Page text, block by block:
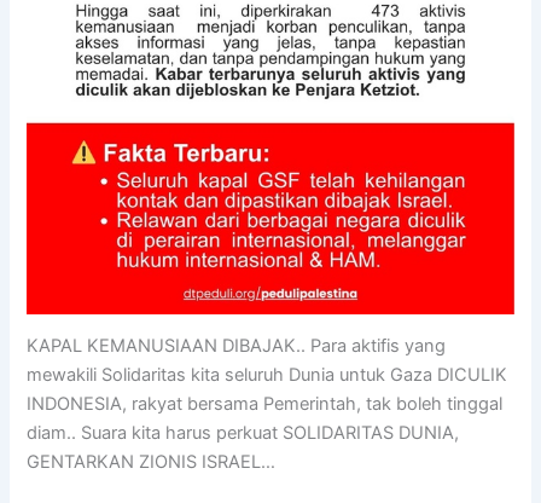
KAPAL KEMANUSIAAN DIBAJAK.. Para aktifis yang
mewakili Solidaritas kita seluruh Dunia untuk Gaza DICULIK
INDONESIA, rakyat bersama Pemerintah, tak boleh tinggal
diam.. Suara kita harus perkuat SOLIDARITAS DUNIA,
GENTARKAN ZIONIS ISRAEL…